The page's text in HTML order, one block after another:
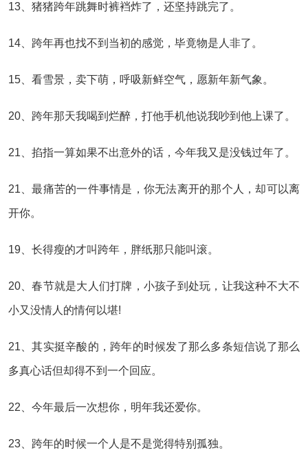
13、猪猪跨年跳舞时裤裆炸了，还坚持跳完了。
14、跨年再也找不到当初的感觉，毕竟物是人非了。
15、看雪景，卖下萌，呼吸新鲜空气，愿新年新气象。
20、跨年那天我喝到烂醉，打他手机他说我吵到他上课了。
21、掐指一算如果不出意外的话，今年我又是没钱过年了。
21、最痛苦的一件事情是，你无法离开的那个人，却可以离
开你。
19、长得瘦的才叫跨年，胖纸那只能叫滚。
20、春节就是大人们打牌，小孩子到处玩，让我这种不大不
小又没情人的情何以堪!
21、其实挺辛酸的，跨年的时候发了那么多条短信说了那么
多真心话但却得不到一个回应。
22、今年最后一次想你，明年我还爱你。
23、跨年的时候一个人是不是觉得特别孤独。